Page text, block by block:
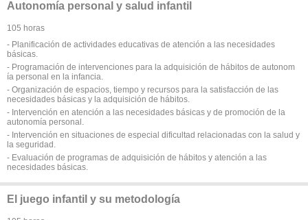
Autonomía personal y salud infantil
105 horas
- Planificación de actividades educativas de atención a las necesidades
básicas.
- Programación de intervenciones para la adquisición de hábitos de autonom
ía personal en la infancia.
- Organización de espacios, tiempo y recursos para la satisfacción de las
necesidades básicas y la adquisición de hábitos.
- Intervención en atención a las necesidades básicas y de promoción de la
autonomía personal.
- Intervención en situaciones de especial dificultad relacionadas con la salud y
la seguridad.
- Evaluación de programas de adquisición de hábitos y atención a las
necesidades básicas.
El juego infantil y su metodología